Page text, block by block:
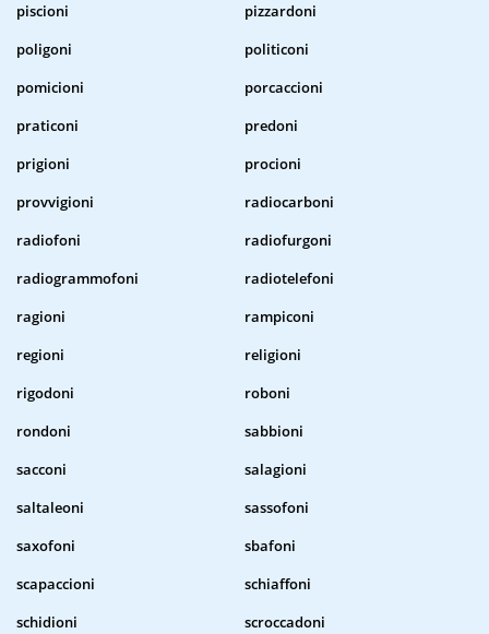
piscioni
pizzardoni
poligoni
politiconi
pomicioni
porcaccioni
praticoni
predoni
prigioni
procioni
provvigioni
radiocarboni
radiofoni
radiofurgoni
radiogrammofoni
radiotelefoni
ragioni
rampiconi
regioni
religioni
rigodoni
roboni
rondoni
sabbioni
sacconi
salagioni
saltaleoni
sassofoni
saxofoni
sbafoni
scapaccioni
schiaffoni
schidioni
scroccadoni